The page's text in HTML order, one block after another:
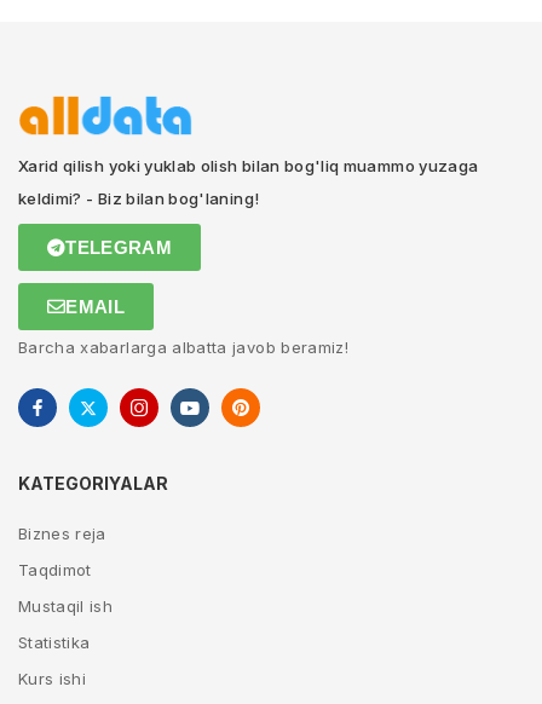
Xarid qilish yoki yuklab olish bilan bog'liq muammo yuzaga
keldimi? - Biz bilan bog'laning!
TELEGRAM
EMAIL
Barcha xabarlarga albatta javob beramiz!
KATEGORIYALAR
Biznes reja
Taqdimot
Mustaqil ish
Statistika
Kurs ishi